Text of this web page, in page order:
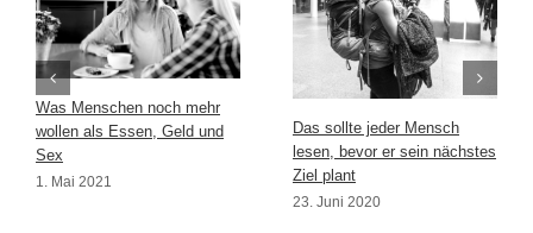
Was Menschen noch mehr
wollen als Essen, Geld und
Sex
1. Mai 2021
Das sollte jeder Mensch
lesen, bevor er sein nächstes
Ziel plant
23. Juni 2020